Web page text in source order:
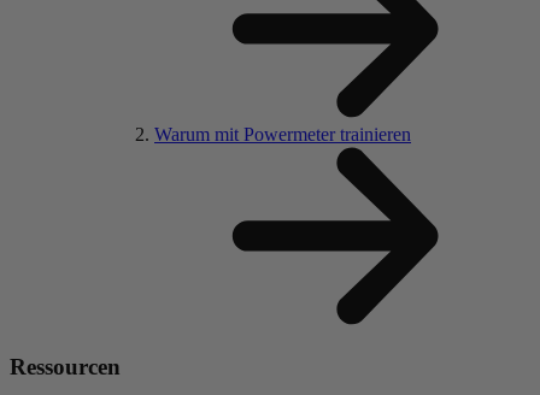
Warum mit Powermeter trainieren
Ressourcen